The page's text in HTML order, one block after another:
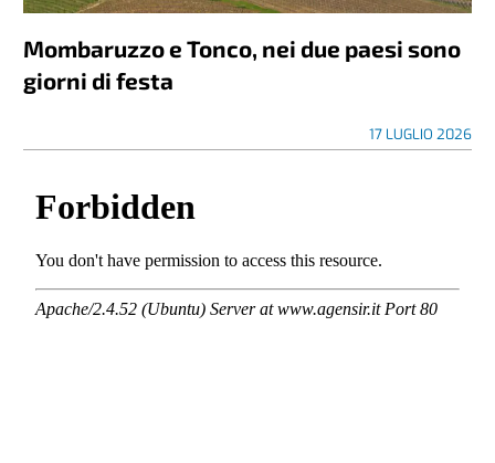
Mombaruzzo e Tonco, nei due paesi sono
giorni di festa
17 LUGLIO 2026